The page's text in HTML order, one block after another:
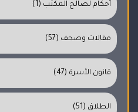
أحكام لصالح المكتب (1)
مقالات وصحف (57)
قانون الأسرة (47)
الطلاق (51)